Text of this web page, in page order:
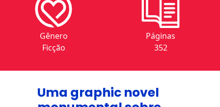
Gênero
Ficção
Páginas
352
Uma graphic novel